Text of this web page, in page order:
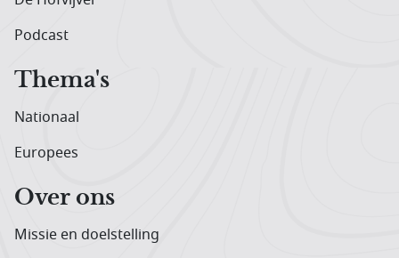
Podcast
Thema's
Nationaal
Europees
Over ons
Missie en doelstelling